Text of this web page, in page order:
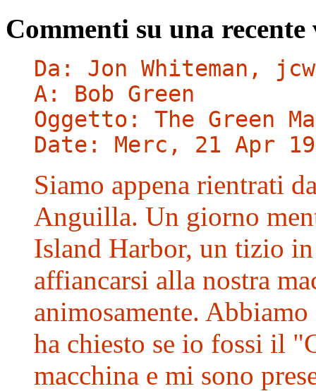
Commenti su una recente
Da: Jon Whiteman,
A: Bob Green
Oggetto: The Green
Date: Merc, 21 Apr
Siamo appena rientrati
Anguilla. Un giorno
Island Harbor, un tizio
affiancarsi alla nostra
animosamente.
ha chiesto se io fossi il
macchina e mi sono